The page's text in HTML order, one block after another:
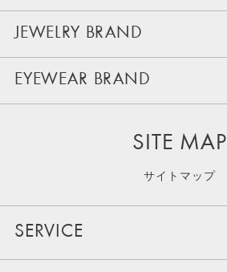
JEWELRY BRAND
EYEWEAR BRAND
SITE MAP
サイトマップ
SERVICE